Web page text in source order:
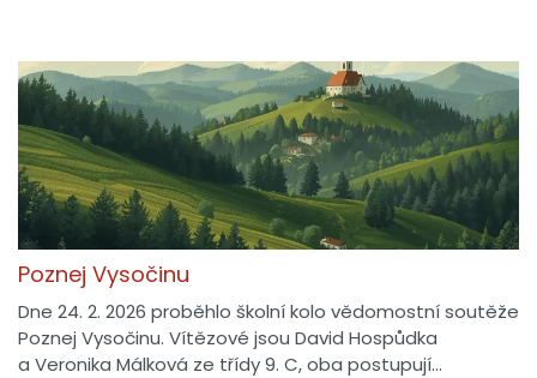
Poznej Vysočinu
Dne 24. 2. 2026 proběhlo školní kolo vědomostní soutěže
Poznej Vysočinu. Vítězové jsou David Hospůdka
a Veronika Málková ze třídy 9. C, oba postupují…